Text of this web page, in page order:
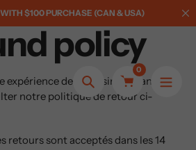
$100 PURCHASE (CAN & USA)
Search
0
policy
de magasinage sans
notre politique de retour ci-
retours sont acceptés dans les 14